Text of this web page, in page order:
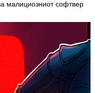
малициозниот софтвер